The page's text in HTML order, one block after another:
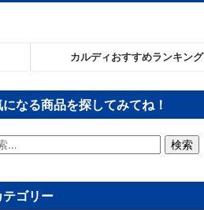
カルディおすすめランキング
になる商品を探してみてね！
テゴリー